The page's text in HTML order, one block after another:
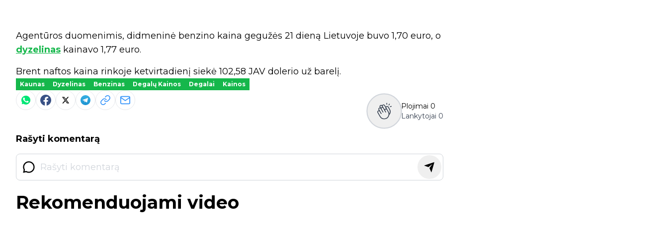
Agentūros duomenimis, didmeninė benzino kaina gegužės 21 dieną Lietuvoje buvo 1,70 euro, o
dyzelinas kainavo 1,77 euro.
Brent naftos kaina rinkoje ketvirtadienį siekė 102,58 JAV dolerio už barelį.
Kaunas Dyzelinas Benzinas Degalų Kainos Degalai Kainos
Plojimai 0
Lankytojai 0
Rašyti komentarą
Rekomenduojami video